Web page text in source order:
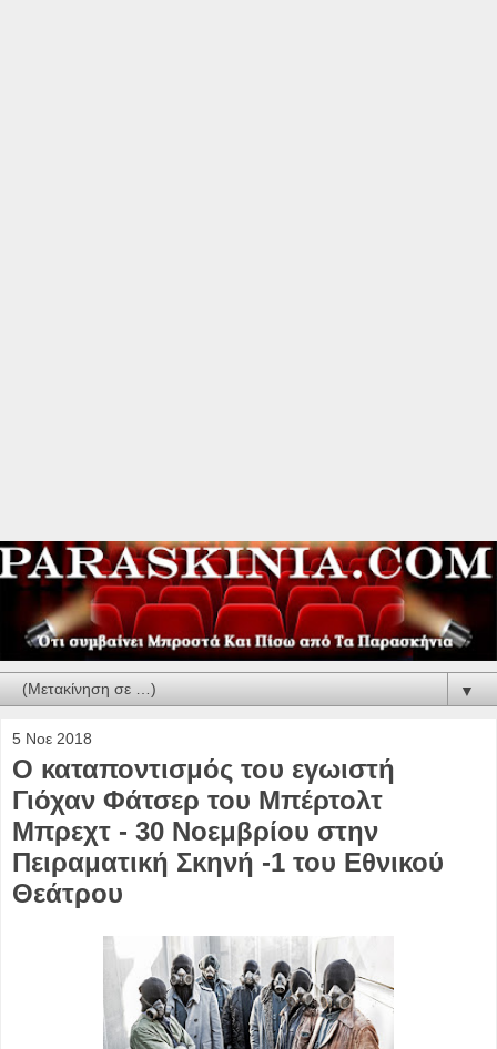
▼
5 Νοε 2018
Ο καταποντισμός του εγωιστή
Γιόχαν Φάτσερ του Μπέρτολτ
Μπρεχτ - 30 Νοεμβρίου στην
Πειραματική Σκηνή -1 του Εθνικού
Θεάτρου